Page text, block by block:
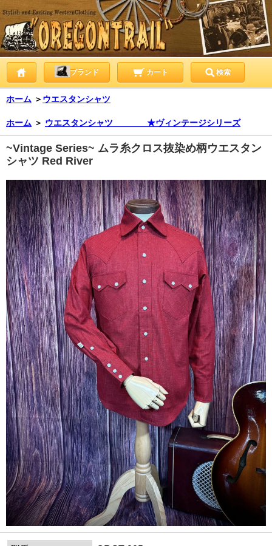
ブランド カート 検索
ホーム ＞ ウエスタンシャツ
ホーム ＞ ウエスタンシャツ ★ヴィンテージシリーズ
~Vintage Series~ ムラ糸クロス抜染め柄ウエスタン
シャツ Red River